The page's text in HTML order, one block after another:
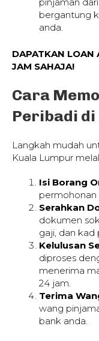
bergantung
anda.
DAPATKAN LOAN
JAM SAHAJA!
Cara
Peribadi di
Langkah mudah
Kuala Lumpur
Isi Borang
permohonan
Serahkan
dokumen
gaji, dan kad
Kelulusan
diproses
menerima
24 jam.
Terima
wang
bank anda.